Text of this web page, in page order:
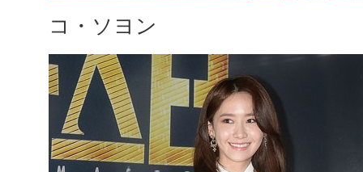
コ・ソヨン